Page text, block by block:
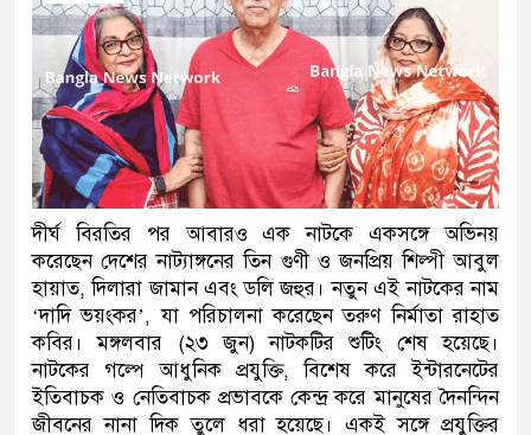
দীর্ঘ বিরতির পর আবারও এক নাটকে একসঙ্গে অভিনয়
করেছেন দেশের নাট্যাঙ্গনের তিন গুণী ও জনপ্রিয় শিল্পী আবুল
হায়াত, দিলারা জামান এবং ডলি জহুর। নতুন এই নাটকের নাম
‘দাদি ভয়ংকর’, যা পরিচালনা করেছেন তরুণ নির্মাতা রাহাত
কবির। মঙ্গলবার (২৩ জুন) নাটকটির শুটিং শেষ হয়েছে।
নাটকের গল্পে আধুনিক প্রযুক্তি, বিশেষ করে ইন্টারনেটের
ইতিবাচক ও নেতিবাচক প্রভাবকে কেন্দ্র করে মানুষের দৈনন্দিন
জীবনের নানা দিক তুলে ধরা হয়েছে। একই সঙ্গে প্রযুক্তির